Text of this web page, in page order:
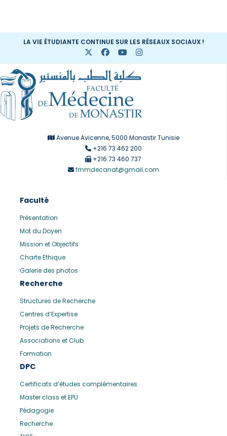
LA VIE ÉTUDIANTE CONTINUE SUR LES RÉSEAUX SOCIAUX !
Avenue Avicenne, 5000 Monastir Tunisie
+216 73 462 200
+216 73 460 737
fmmdecanat@gmail.com
Faculté
Présentation
Mot du Doyen
Mission et Objectifs
Charte Ethique
Galerie des photos
Recherche
Structures de Recherche
Centres d’Expertise
Projets de Recherche
Associations et Club
Formation
DPC
Certificats d’études complémentaires
Master class et EPU
Pédagogie
Recherche